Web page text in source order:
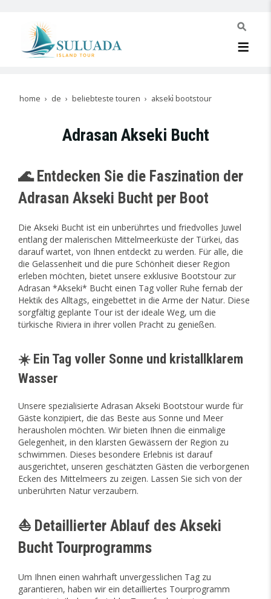
home de beliebteste touren akseki̇ bootstour
Adrasan Akseki Bucht
🌊 Entdecken Sie die Faszination der
Adrasan Akseki Bucht per Boot
Die Akseki Bucht ist ein unberührtes und friedvolles Juwel
entlang der malerischen Mittelmeerküste der Türkei, das
darauf wartet, von Ihnen entdeckt zu werden. Für alle, die
die Gelassenheit und die pure Schönheit dieser Region
erleben möchten, bietet unsere exklusive Bootstour zur
Adrasan *Akseki* Bucht einen Tag voller Ruhe fernab der
Hektik des Alltags, eingebettet in die Arme der Natur. Diese
sorgfältig geplante Tour ist der ideale Weg, um die
türkische Riviera in ihrer vollen Pracht zu genießen.
☀️ Ein Tag voller Sonne und kristallklarem
Wasser
Unsere spezialisierte Adrasan Akseki Bootstour wurde für
Gäste konzipiert, die das Beste aus Sonne und Meer
herausholen möchten. Wir bieten Ihnen die einmalige
Gelegenheit, in den klarsten Gewässern der Region zu
schwimmen. Dieses besondere Erlebnis ist darauf
ausgerichtet, unseren geschätzten Gästen die verborgenen
Ecken des Mittelmeers zu zeigen. Lassen Sie sich von der
unberührten Natur verzaubern.
⛵ Detaillierter Ablauf des Akseki
Bucht Tourprogramms
Um Ihnen einen wahrhaft unvergesslichen Tag zu
garantieren, haben wir ein detailliertes Tourprogramm